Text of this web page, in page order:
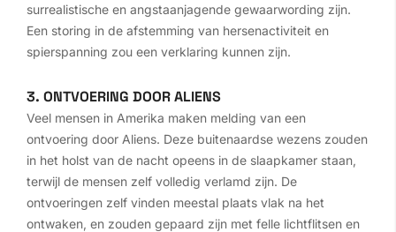
surrealistische en angstaanjagende gewaarwording zijn.
Een storing in de afstemming van hersenactiviteit en
spierspanning zou een verklaring kunnen zijn.
3. ONTVOERING DOOR ALIENS
Veel mensen in Amerika maken melding van een
ontvoering door Aliens. Deze buitenaardse wezens zouden
in het holst van de nacht opeens in de slaapkamer staan,
terwijl de mensen zelf volledig verlamd zijn. De
ontvoeringen zelf vinden meestal plaats vlak na het
ontwaken, en zouden gepaard zijn met felle lichtflitsen en